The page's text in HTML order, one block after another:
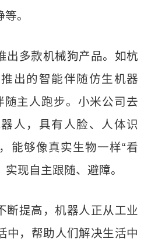
。
出多款机械狗产品。如杭
出的智能伴随仿生机器
随主人跑步。小米公司去
人，具有人脸、人体识
能够像真实生物一样“看
实现自主跟随、避障。
断提高，机器人正从工业
中，帮助人们解决生活中